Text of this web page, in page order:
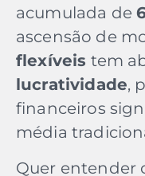
acumulada de
ascensão de
flexíveis tem
lucratividade,
financeiros
média
Quer entender